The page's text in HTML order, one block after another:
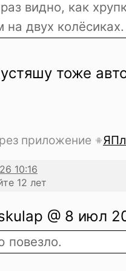
видно, как
на двух колёсиках.
тоже
приложение
12 лет
@ 8 июл
повезло.